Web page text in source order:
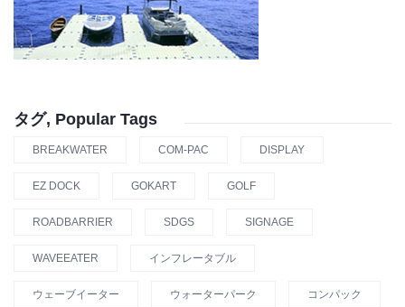
タグ, Popular Tags
BREAKWATER COM-PAC DISPLAY
EZ DOCK GOKART GOLF
ROADBARRIER SDGS SIGNAGE
WAVEEATER インフレータブル
ウェーブイーター ウォーターパーク コンパック